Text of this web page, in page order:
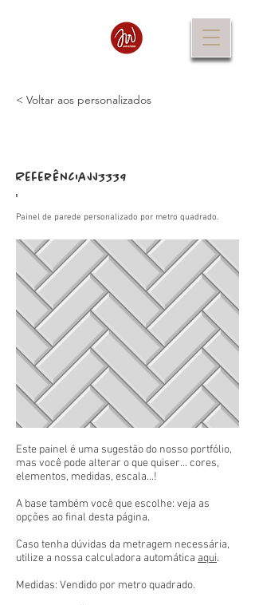
< Voltar aos personalizados
Referência
:
JJ3339
Painel de parede personalizado por metro quadrado.
Este painel é uma sugestão do nosso portfólio,
mas você pode alterar o que quiser... cores,
elementos, medidas, escala...!
A base também você que escolhe: veja as
opções ao final desta página.
Caso tenha dúvidas da metragem necessária,
utilize a nossa calculadora automática aqui.
Medidas: Vendido por metro quadrado.